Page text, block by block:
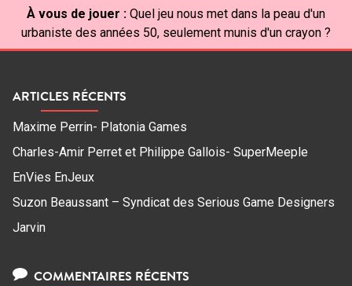
À vous de jouer : Quel jeu nous met dans la peau d'un
urbaniste des années 50, seulement munis d'un crayon ?
ARTICLES RÉCENTS
Maxime Perrin- Platonia Games
Charles-Amir Perret et Philippe Gallois- SuperMeeple
EnVies EnJeux
Suzon Beaussant – Syndicat des Serious Game Designers
Jarvin
COMMENTAIRES RÉCENTS